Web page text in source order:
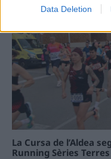
Data Deletion
La Cursa de l’Aldea
Running Sèries Terres